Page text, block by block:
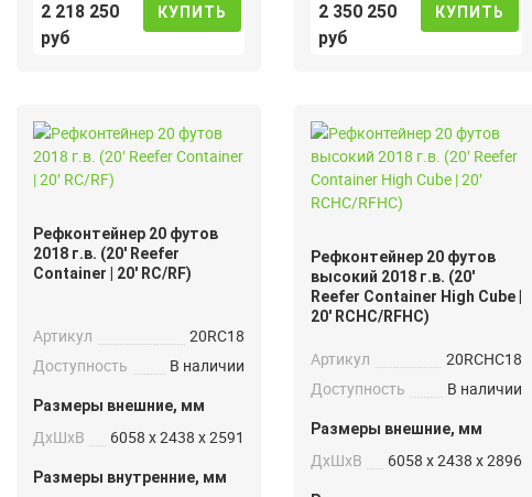
2 218 250
руб
КУПИТЬ
2 350 250
руб
КУПИТЬ
Рефконтейнер 20 футов
2018 г.в. (20′ Reefer
Container | 20′ RC/RF)
Артикул
20RC18
Доступность
В наличии
Размеры внешние, мм
ДxШxВ 6058 x 2438 x 2591
Размеры внутренние, мм
Рефконтейнер 20 футов
высокий 2018 г.в. (20′
Reefer Container High Cube |
20′ RCHC/RFHC)
Артикул
20RCHC18
Доступность
В наличии
Размеры внешние, мм
ДxШxВ 6058 x 2438 x 2896